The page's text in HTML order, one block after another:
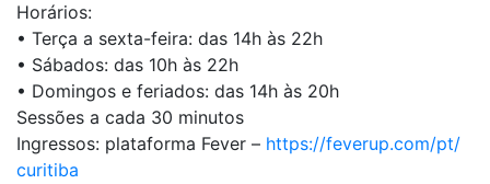
Horários:
• Terça a sexta-feira: das 14h às 22h
• Sábados: das 10h às 22h
• Domingos e feriados: das 14h às 20h
Sessões a cada 30 minutos
Ingressos: plataforma Fever – https://feverup.com/pt/
curitiba